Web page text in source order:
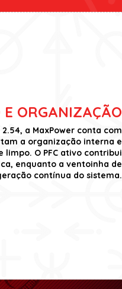
E ORGANIZAÇÃO
a MaxPower conta com
a organização interna e
O PFC ativo contribui
enquanto a ventoinha de
contínua do sistema.